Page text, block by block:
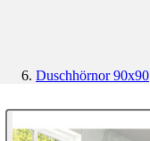
Duschhörnor 90x90